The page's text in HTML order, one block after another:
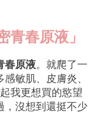
青春原液」
春原液。就爬了一
敏肌、皮膚炎、
我更想買的慾望
，沒想到還挺不少